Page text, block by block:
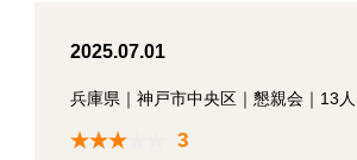
2025.07.01
兵庫県 ｜ 神戸市中央区｜ 懇親会｜ 13人
3